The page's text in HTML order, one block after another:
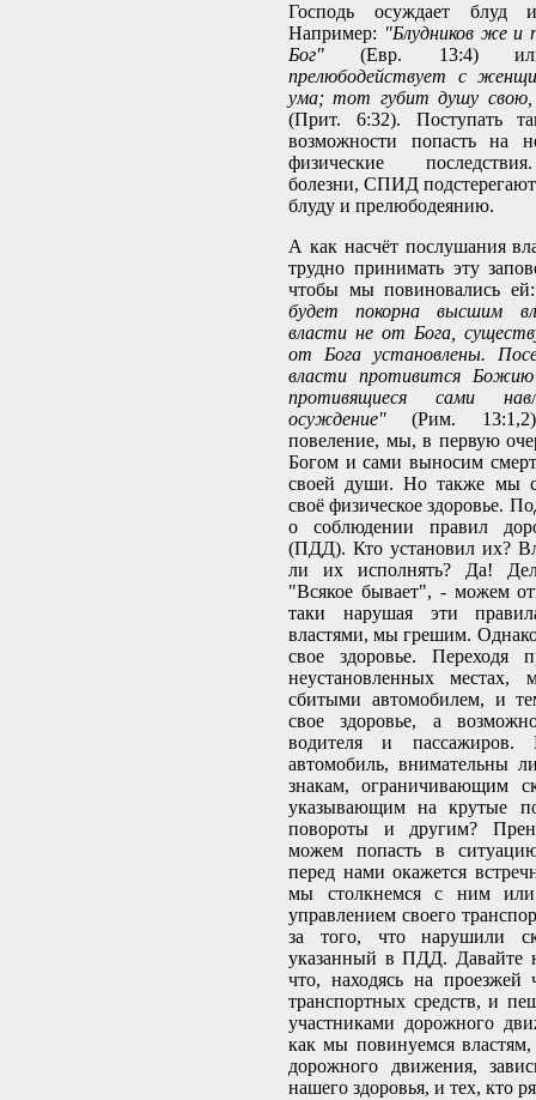
Господь осуждает блуд
Например: "Блудников же и
Бог" (Евр. 13:4)
прелюбодействует с
ума; тот губит душу
(Прит. 6:32). Поступать
возможности попасть на
физические
болезни, СПИД подстерегают
блуду и прелюбодеянию.
А как насчёт послушания
трудно принимать эту
чтобы мы повиновались
будет покорна высшим
власти не от Бога,
от Бога установлены.
власти противится
противящиеся сами
осуждение" (Рим.
повеление, мы, в первую
Богом и сами выносим
своей души. Но также мы
своё физическое здоровье.
о соблюдении правил
(ПДД). Кто установил их?
ли их исполнять? Да!
"Всякое бывает", - можем
таки нарушая эти
властями, мы грешим.
свое здоровье. Переходя
неустановленных
сбитыми автомобилем, и
свое здоровье, а
водителя и
автомобиль, внимательны
знакам, ограничивающим
указывающим на крутые
повороты и другим?
можем попасть в
перед нами окажется
мы столкнемся с ним
управлением своего
за того, что нарушили
указанный в ПДД. Давайте
что, находясь на проезжей
транспортных средств, и
участниками дорожного
как мы повинуемся
дорожного движения,
нашего здоровья, и тех, кто